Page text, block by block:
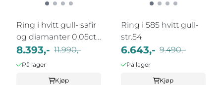
Ring i hvitt gull- safir
og diamanter 0,05ct
WSI
8.393,- 11.990,-
På lager
Kjøp
Ring i 585 hvitt gull-
str.54
6.643,- 9.490,-
På lager
Kjøp